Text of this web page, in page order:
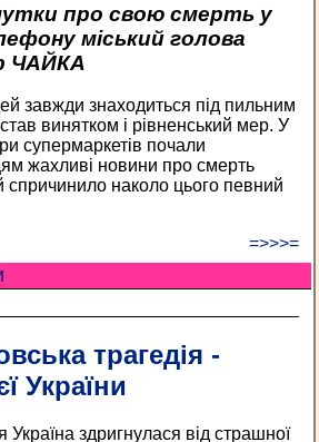
про свою смерть у
міський голова
ЧАЙКА
завжди знаходиться під пильним
винятком і рівненський мер. У
супермаркетів почали
жахливі новини про смерть
спричинило наколо цього певний
=>>>=
трагедія -
України
Україна здригнулася від страшної